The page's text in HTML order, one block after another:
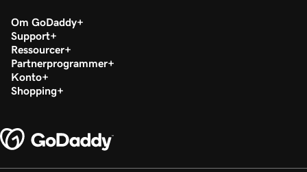
Om GoDaddy
Support
Ressourcer
Partnerprogrammer
Konto
Shopping